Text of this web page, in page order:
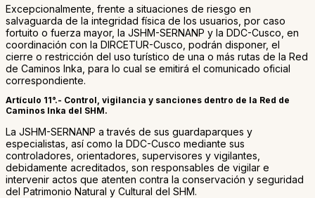
Excepcionalmente, frente a situaciones de riesgo en
salvaguarda de la integridad física de los usuarios, por caso
fortuito o fuerza mayor, la JSHM-SERNANP y la DDC-Cusco, en
coordinación con la DIRCETUR-Cusco, podrán disponer, el
cierre o restricción del uso turístico de una o más rutas de la Red
de Caminos Inka, para lo cual se emitirá el comunicado oficial
correspondiente.
Artículo 11°.- Control, vigilancia y sanciones dentro de la Red de
Caminos Inka del SHM.
La JSHM-SERNANP a través de sus guardaparques y
especialistas, así como la DDC-Cusco mediante sus
controladores, orientadores, supervisores y vigilantes,
debidamente acreditados, son responsables de vigilar e
intervenir actos que atenten contra la conservación y seguridad
del Patrimonio Natural y Cultural del SHM.